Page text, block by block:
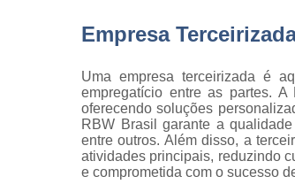
Empresa
Uma empresa terceirizada é
empregatício entre as partes.
oferecendo soluções
RBW Brasil garante a
entre outros. Além disso, a
atividades principais, reduzindo
e comprometida com o sucesso